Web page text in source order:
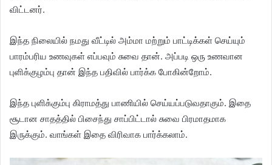
விட்டனர்.
இந்த நிலையில் நமது வீட்டில் அம்மா மற்றும் பாட்டிக்கள் செய்யும்
பாரம்பரிய உணவுகள் எப்பவும் சுவை தான். அப்படி ஒரு உணவான
புளிக்குழம்பு தான் இந்த பதிவில் பார்க்க போகின்றோம்.
இந்த புளிக்கும்பு கிராமத்து பாணியில் செய்யப்படுவதாகும். இதை
சூடான சாதத்தில் பிசைந்து சாப்பிட்டால் சுவை பிரமாதமாக
இருக்கும். வாங்கள் இதை விரிவாக பார்க்கலாம்.